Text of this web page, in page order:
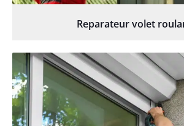
Reparateur volet